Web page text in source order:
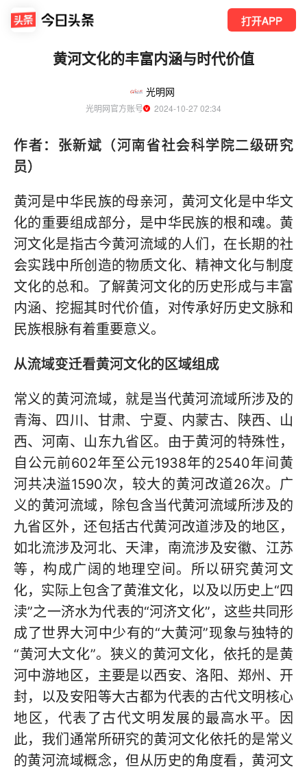
打开APP
黄河文化的丰富内涵与时代价值
光明网
光明网官方账号
  2024-10-27 02:34
作者：张新斌（河南省社会科学院二级研究
员）
黄河是中华民族的母亲河，黄河文化是中华文
化的重要组成部分，是中华民族的根和魂。黄
河文化是指古今黄河流域的人们，在长期的社
会实践中所创造的物质文化、精神文化与制度
文化的总和。了解黄河文化的历史形成与丰富
内涵、挖掘其时代价值，对传承好历史文脉和
民族根脉有着重要意义。
从流域变迁看黄河文化的区域组成
常义的黄河流域，就是当代黄河流域所涉及的
青海、四川、甘肃、宁夏、内蒙古、陕西、山
西、河南、山东九省区。由于黄河的特殊性，
自公元前602年至公元1938年的2540年间黄
河共决溢1590次，较大的黄河改道26次。广
义的黄河流域，除包含当代黄河流域所涉及的
九省区外，还包括古代黄河改道涉及的地区，
如北流涉及河北、天津，南流涉及安徽、江苏
等，构成广阔的地理空间。所以研究黄河文
化，实际上包含了黄淮文化，以及以历史上“四
渎”之一济水为代表的“河济文化”，这些共同形
成了世界大河中少有的“大黄河”现象与独特的
“黄河大文化”。狭义的黄河文化，依托的是黄
河中游地区，主要是以西安、洛阳、郑州、开
封，以及安阳等大古都为代表的古代文明核心
地区，代表了古代文明发展的最高水平。因
此，我们通常所研究的黄河文化依托的是常义
的黄河流域概念，但从历史的角度看，黄河文